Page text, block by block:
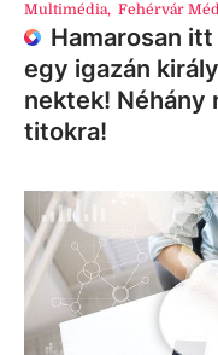
Multimédia, Fehérvár
Hamarosan
egy igazán
nektek! Néhány
titokra!